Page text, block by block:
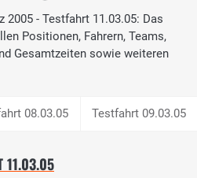
2005 - Testfahrt 11.03.05: Das
Positionen, Fahrern, Teams,
Gesamtzeiten sowie weiteren
08.03.05 Testfahrt 09.03.05
11.03.05